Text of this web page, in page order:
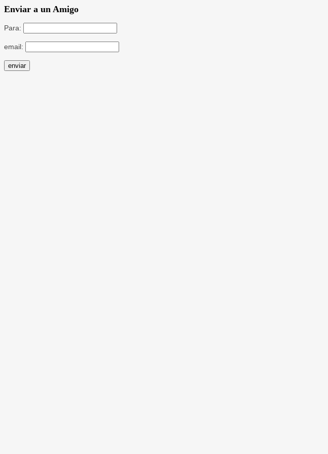
Enviar a un Amigo
Para:
email: